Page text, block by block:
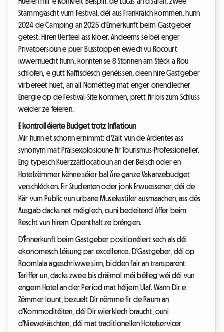
Stammgäscht vum Festival, déi aus Frankräich kommen, hunn
2024 de Camping an 2025 d'Ënnerkunft beim Gastgeber
getest. Hiren Uerteel ass kloer. Andeems se bei enger
Privatpersoun e puer Busstoppen ewech vu Rocourt
iwwernuecht hunn, konnten se 8 Stonnen am Stéck a Rou
schlofen, e gutt Kaffisdësch genéissen, deen hire Gastgeber
virbereet huet, an all Nomëtteg mat enger onendlecher
Energie op de Festival-Site kommen, prett fir bis zum Schluss
weider ze feieren.
E kontrolléierte Budget trotz Inflatioun
Mir hunn et schonn ernimmt: d'Zäit vun de Ardentes ass
synonym mat Präisexplosioune fir Tourismus-Professioneller.
Eng typesch Kuerzzäitlocatioun an der Belsch oder en
Hotelzëmmer kënne séier bal Äre ganze Vakanzebudget
verschlécken. Fir Studenten oder jonk Erwuessener, déi de
Kär vum Public vun urbane Museksstiler ausmaachen, ass dës
Ausgab dacks net méiglech, ouni bedeitend Affer beim
Rescht vun hirem Openthalt ze bréngen.
D'Ënnerkunft beim Gastgeber positionéiert sech als déi
ekonomesch Léisung par excellence. D'Gastgeber, déi op
Roomlala ageschriwwe sinn, bidden fair an transparent
Tariffer un, dacks zwee bis dräimol méi bëlleg wéi déi vun
engem Hotel an der Period mat héijem Ulaf. Wann Dir e
Zëmmer lount, bezuelt Dir nëmme fir de Raum an
d'Kommoditéiten, déi Dir wierklech braucht, ouni
d'Niewekäschten, déi mat traditionellen Hotelservicer